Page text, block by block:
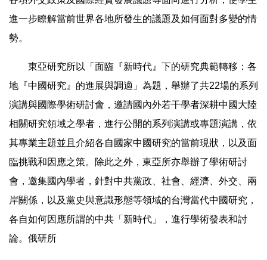
進一步瞭解當前世界各地所發生的議題及如何面對多變的情
勢。
東亞研究所以「面臨『新時代』下的研究典範轉移：各
地『中國研究』的進展與調適」為題， 舉辦了共22場的系列
演講與國際學術研討會，邀請國內外若干學者深耕中國大陸
相關研究領域之學者，進行公開的系列演講或專題演講，依
其專業主題並且介紹各自國家中國研究的當前現狀，以及面
臨挑戰和因應之策。除此之外，東亞所亦舉辦了學術研討
會，邀集國內學者，針對中共黨政、社會、經濟、外交、兩
岸關係，以及黨史與意識形態等領域的台灣當代中國研究，
各自如何因應所謂的中共「新時代」，進行學術發表和討
論。俄研所